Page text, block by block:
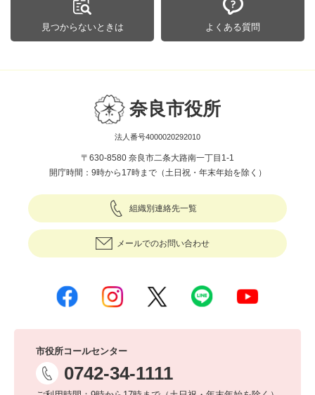
見つからないときは よくある質問
奈良市役所
法人番号4000020292010
〒630-8580 奈良市二条大路南一丁目1-1
開庁時間：9時から17時まで（土日祝・年末年始を除く）
組織別連絡先一覧
メールでのお問い合わせ
市役所コールセンター
0742-34-1111